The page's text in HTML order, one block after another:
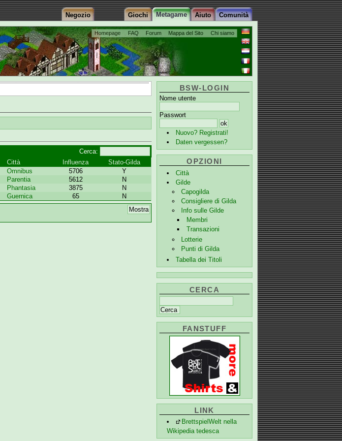
Homepage FAQ Forum Mappa del Sito Chi siamo
Comunità
Aiuto
Metagame
Giochi
Negozio
BSW-LOGIN
Nome utente
Passwort
Nuovo? Registrati!
Daten vergessen?
OPZIONI
Città
Gilde
Capogilda
Consigliere di Gilda
Info sulle Gilde
Membri
Transazioni
Lotterie
Punti di Gilda
Tabella dei Titoli
CERCA
FANSTUFF
LINK
BrettspielWelt nella
Wikipedia tedesca
Cerca:
Città Influenza
Stato-Gilda
Omnibus 5706
Y
Parentia 5612
N
Phantasia 3875
N
Guernica 65 N